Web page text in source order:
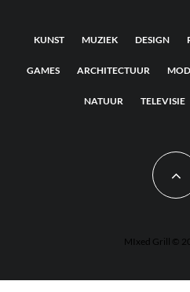
KUNST MUZIEK DESIGN
GAMES ARCHITECTUUR
NATUUR TELEVISIE
MIxed Grill ©